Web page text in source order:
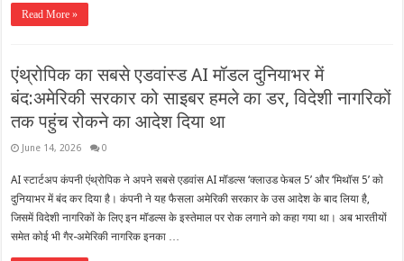
Read More »
एंथ्रोपिक का सबसे एडवांस्ड AI मॉडल दुनियाभर में
बंद:अमेरिकी सरकार को साइबर हमले का डर, विदेशी नागरिकों
तक पहुंच रोकने का आदेश दिया था
June 14, 2026 0
AI स्टार्टअप कंपनी एंथ्रोपिक ने अपने सबसे एडवांस AI मॉडल्स ‘क्लाउड फेबल 5’ और ‘मिथॉस 5’ को
दुनियाभर में बंद कर दिया है। कंपनी ने यह फैसला अमेरिकी सरकार के उस आदेश के बाद लिया है,
जिसमें विदेशी नागरिकों के लिए इन मॉडल्स के इस्तेमाल पर रोक लगाने को कहा गया था। अब भारतीयों
समेत कोई भी गैर-अमेरिकी नागरिक इनका …